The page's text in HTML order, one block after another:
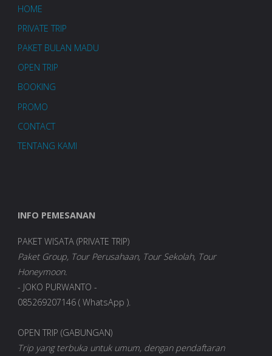
HOME
PRIVATE TRIP
PAKET BULAN MADU
OPEN TRIP
BOOKING
PROMO
CONTACT
TENTANG KAMI
INFO PEMESANAN
PAKET WISATA (PRIVATE TRIP)
Paket Group, Tour Perusahaan, Tour Sekolah, Tour
Honeymoon.
- JOKO PURWANTO -
085269207146 ( WhatsApp ).
OPEN TRIP (GABUNGAN)
Trip yang terbuka untuk umum, dengan pendaftaran